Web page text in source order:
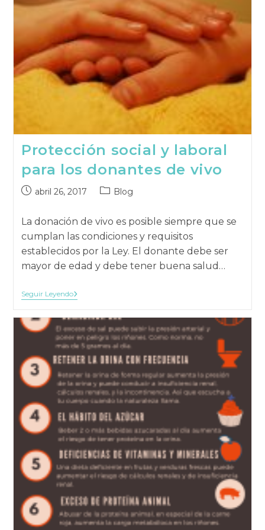
Protección social y laboral
para los donantes de vivo
Publicación
abril 26, 2017
Categoría
la
publicación:
Blog
La donación de vivo es posible siempre que se
cumplan las condiciones y requisitos
establecidos por la Ley. El donante debe ser
mayor de edad y debe tener buena salud…
Seguir LeyendoProtección
Social
Laboral
Para
Los
Donantes
De